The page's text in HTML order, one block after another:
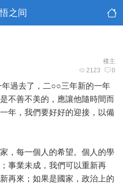
之间
楼主
2123 0
過去了，二○○三年新的一年
不善不美的，應讓他隨時間而
年，我們要好好的迎接，以備
每一個人的希望。個人的學
事業未成，我們可以重新再
再來；如果是國家，政治上的